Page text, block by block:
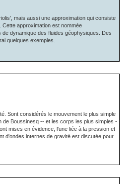
mais aussi une approximation qui consiste
approximation est nommée
dynamique des fluides géophysiques. Des
quelques exemples.
Sont considérés le mouvement le plus simple
de Boussinesq -- et les corps les plus simples -
mises en évidence, l'une liée à la pression et
d'ondes internes de gravité est discutée pour